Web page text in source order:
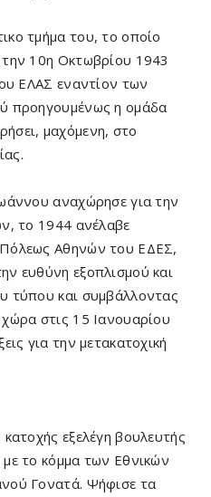
τμήμα του, το οποίο
την 10η Οκτωβρίου 1943
ΕΛΑΣ εναντίον των
προηγουμένως η ομάδα
μαχόμενη, στο
αναχώρησε για την
το 1944 ανέλαβε
Αθηνών του ΕΔΕΣ,
ευθύνη εξοπλισμού και
τύπου και συμβάλλοντας
στις 15 Ιανουαρίου
για την μετακατοχική
εξελέγη βουλευτής
το κόμμα των Εθνικών
Γονατά. Ψήφισε τα